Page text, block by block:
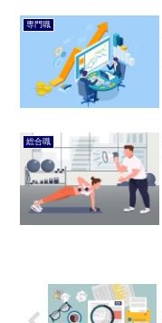
専門職
総合職